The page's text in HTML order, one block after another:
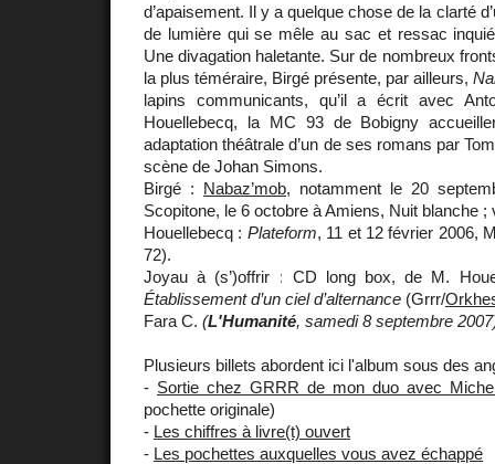
d’apaisement. Il y a quelque chose de la clarté
de lumière qui se mêle au sac et ressac
Une divagation haletante. Sur de nombreux
la plus téméraire, Birgé présente, par ailleurs,
lapins communicants, qu’il a écrit avec
Houellebecq, la MC 93 de Bobigny
adaptation théâtrale d’un de ses romans par
scène de Johan Simons.
Birgé : Nabaz’mob, notamment le 20
Scopitone, le 6 octobre à Amiens, Nuit blanche
Houellebecq : Plateform, 11 et 12 février 2006,
72).
Joyau à (s’)offrir : CD long box, de M.
Établissement d’un ciel d’alternance (Grrr/
Fara C. (L'Humanité, samedi 8 septembre
Plusieurs billets abordent ici l'album sous des
- Sortie chez GRRR de mon duo avec
pochette originale)
- Les chiffres à livre(t) ouvert
- Les pochettes auxquelles vous avez échappé